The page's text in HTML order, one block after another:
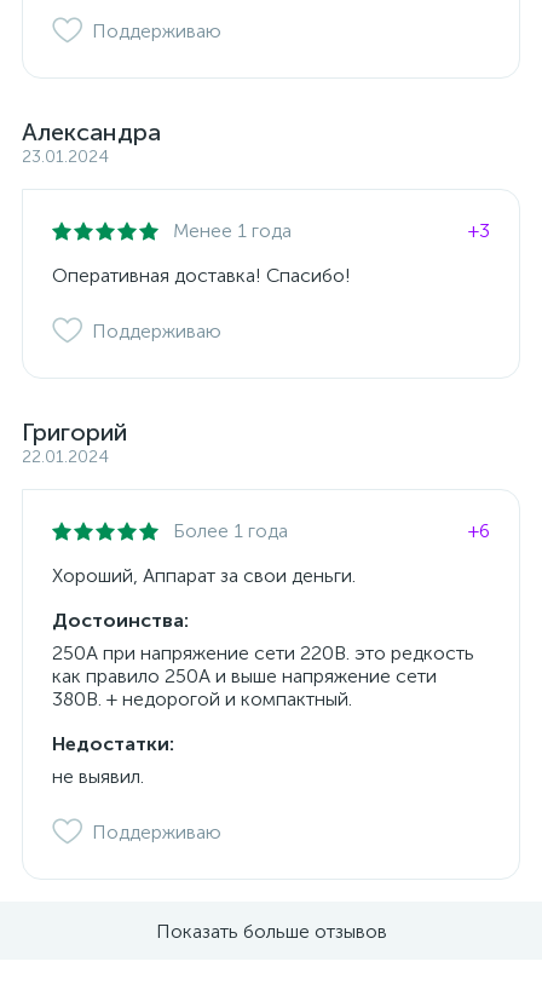
Поддерживаю
Александра
23.01.2024
Менее 1 года
+3
Оперативная доставка! Спасибо!
Поддерживаю
Григорий
22.01.2024
Более 1 года
+6
Хороший, Аппарат за свои деньги.
Достоинства:
250А при напряжение сети 220В. это редкость
как правило 250А и выше напряжение сети
380В. + недорогой и компактный.
Недостатки:
не выявил.
Поддерживаю
Показать больше отзывов